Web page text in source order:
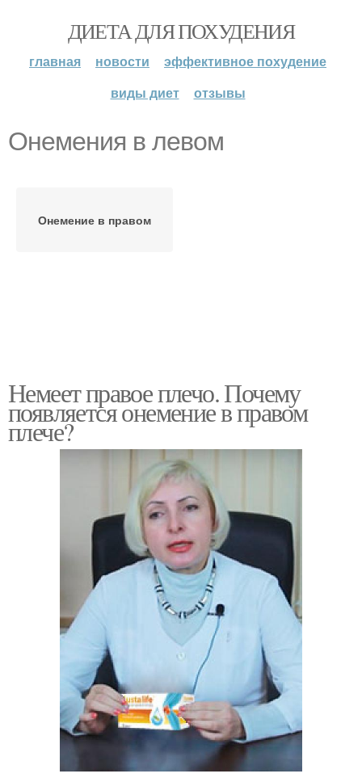
ДИЕТА ДЛЯ ПОХУДЕНИЯ
главная новости
эффективное похудение
виды диет
отзывы
Онемения в левом
Онемение в правом
Немеет правое плечо. Почему
появляется онемение в правом
плече?